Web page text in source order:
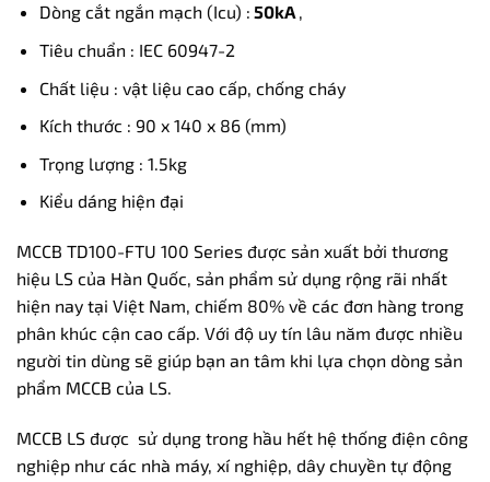
Dòng cắt ngắn mạch (Icu) : 50kA ,
Tiêu chuẩn : IEC 60947-2
Chất liệu : vật liệu cao cấp, chống cháy
Kích thước : 90 x 140 x 86 (mm)
Trọng lượng : 1.5kg
Kiểu dáng hiện đại
MCCB TD100-FTU 100 Series được sản xuất bởi thương
hiệu LS của Hàn Quốc, sản phẩm sử dụng rộng rãi nhất
hiện nay tại Việt Nam, chiếm 80% về các đơn hàng trong
phân khúc cận cao cấp. Với độ uy tín lâu năm được nhiều
người tin dùng sẽ giúp bạn an tâm khi lựa chọn dòng sản
phẩm MCCB của LS.
MCCB LS được sử dụng trong hầu hết hệ thống điện công
nghiệp như các nhà máy, xí nghiệp, dây chuyền tự động